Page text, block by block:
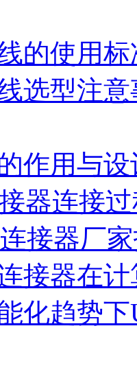
的使用
选型注
作用与
器连接
连接器厂
接器在
化趋势